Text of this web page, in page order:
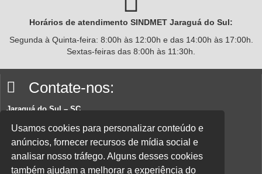
Horários de atendimento SINDMET Jaraguá do Sul:
Segunda à Quinta-feira: 8:00h às 12:00h e das 14:00h às 17:00h.
Sextas-feiras das 8:00h às 11:30h.
Contate-nos:
Jaraguá do Sul – SC
Rua João Planincheck, 157, Nova Brasília – CEP 89252-220.
E-mail:sindicatom@metalurgicosjaragua.com.br
Fone: (47) 3371-2100
Usamos cookies para personalizar conteúdo e
anúncios, fornecer recursos de mídia social e
analisar nosso tráfego. Alguns desses cookies
também ajudam a melhorar a experiência do